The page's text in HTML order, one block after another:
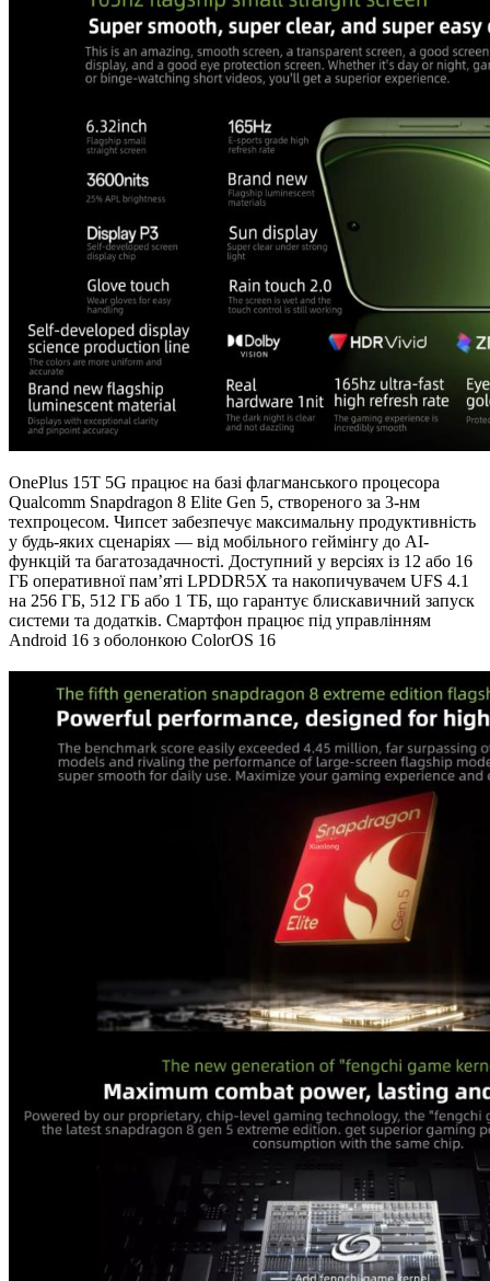
OnePlus 15T 5G працює на базі флагманського процесора
Qualcomm Snapdragon 8 Elite Gen 5, створеного за 3-нм
техпроцесом. Чипсет забезпечує максимальну продуктивність
у будь-яких сценаріях — від мобільного геймінгу до AI-
функцій та багатозадачності. Доступний у версіях із 12 або 16
ГБ оперативної пам’яті LPDDR5X та накопичувачем UFS 4.1
на 256 ГБ, 512 ГБ або 1 ТБ, що гарантує блискавичний запуск
системи та додатків. Смартфон працює під управлінням
Android 16 з оболонкою ColorOS 16